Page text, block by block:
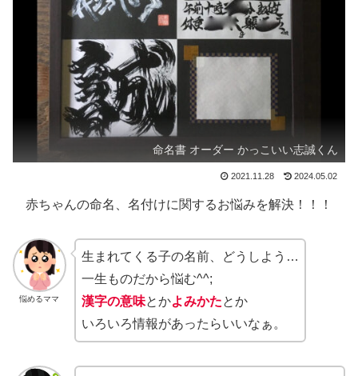
命名書 オーダー かっこいい志誠くん
2021.11.28 2024.05.02
赤ちゃんの命名、名付けに関するお悩みを解決！！！
悩めるママ
生まれてくる子の名前、どうしよう…
一生ものだから悩む^^;
漢字の意味とかよみかたとか
いろいろ情報があったらいいなぁ。